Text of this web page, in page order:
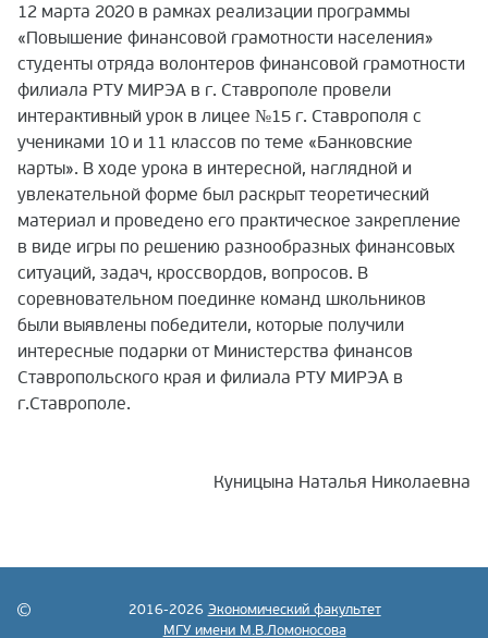
12 марта 2020 в рамках реализации программы
«Повышение финансовой грамотности населения»
студенты отряда волонтеров финансовой грамотности
филиала РТУ МИРЭА в г. Ставрополе провели
интерактивный урок в лицее №15 г. Ставрополя с
учениками 10 и 11 классов по теме «Банковские
карты». В ходе урока в интересной, наглядной и
увлекательной форме был раскрыт теоретический
материал и проведено его практическое закрепление
в виде игры по решению разнообразных финансовых
ситуаций, задач, кроссвордов, вопросов. В
соревновательном поединке команд школьников
были выявлены победители, которые получили
интересные подарки от Министерства финансов
Ставропольского края и филиала РТУ МИРЭА в
г.Ставрополе.
Куницына Наталья Николаевна
2016-2026 Экономический факультет
МГУ имени М.В.Ломоносова